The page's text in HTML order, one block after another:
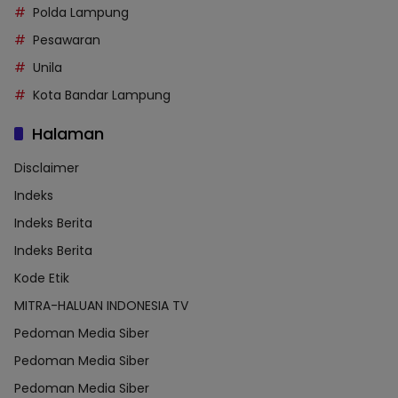
Polda Lampung
Pesawaran
Unila
Kota Bandar Lampung
Halaman
Disclaimer
Indeks
Indeks Berita
Indeks Berita
Kode Etik
MITRA-HALUAN INDONESIA TV
Pedoman Media Siber
Pedoman Media Siber
Pedoman Media Siber